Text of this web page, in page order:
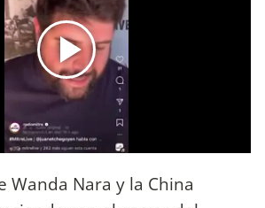
Wanda Nara y la China